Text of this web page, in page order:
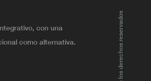
con una
como alternativa.